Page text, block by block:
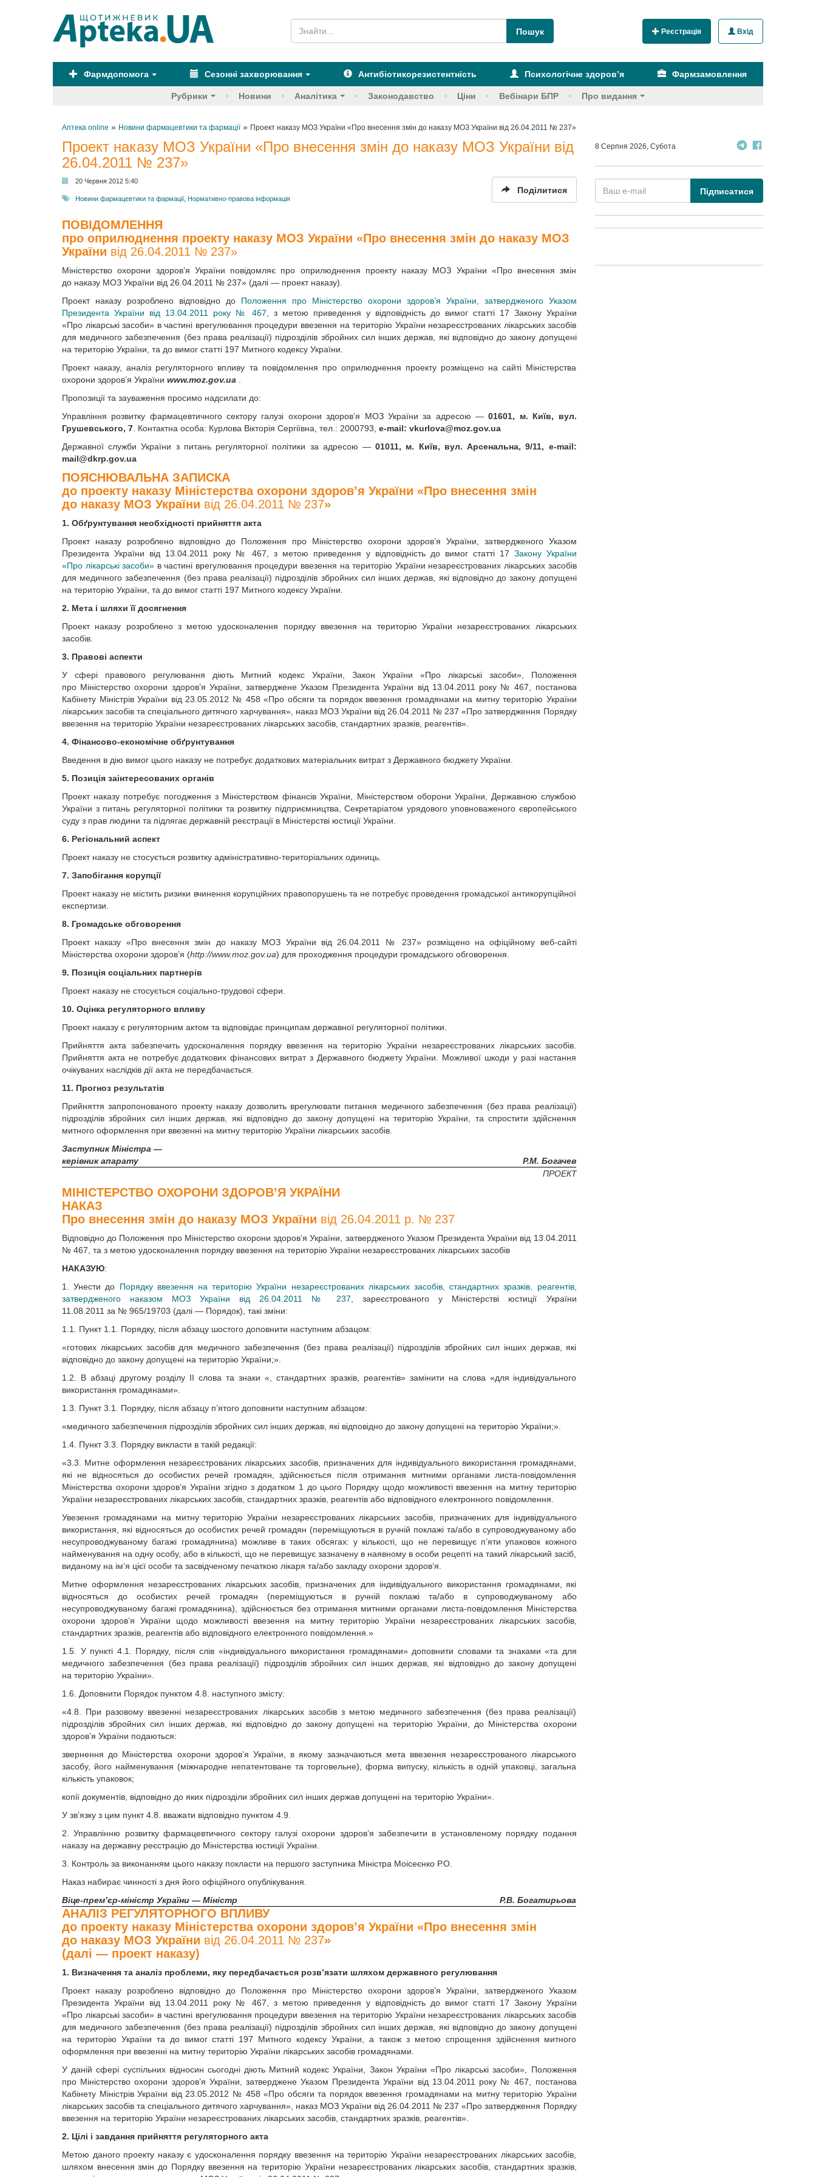
Реєстрація Вхід
Фармдопомога Сезонні захворювання Антибіотикорезистентність Психологічне здоров’я Фармзамовлення
Рубрики Новини Аналітика Законодавство Ціни Вебінари БПР Про видання
Аптека online » Новини фармацевтики та фармації» Проект наказу МОЗ України «Про внесення змін до наказу МОЗ України від 26.04.2011 № 237»
Проект наказу МОЗ України «Про внесення змін до наказу МОЗ України від
26.04.2011 № 237»
20 Червня 2012 5:40
Новини фармацевтики та фармації Нормативно-правова інформація
Поділитися
ПОВІДОМЛЕННЯ
про оприлюднення проекту наказу МОЗ України «Про внесення змін до наказу МОЗ
України від 26.04.2011 № 237»
Міністерство охорони здоров’я України повідомляє про оприлюднення проекту наказу МОЗ України «Про внесення змін
до наказу МОЗ України від 26.04.2011 № 237» (далі — проект наказу).
Проект наказу розроблено відповідно до Положення про Міністерство охорони здоров’я України, затвердженого Указом
Президента України від 13.04.2011 року № 467 , з метою приведення у відповідність до вимог статті 17 Закону України
«Про лікарські засоби» в частині врегулювання процедури ввезення на територію України незареєстрованих лікарських засобів
для медичного забезпечення (без права реалізації) підрозділів збройних сил інших держав, які відповідно до закону допущені
на територію України, та до вимог статті 197 Митного кодексу України.
Проект наказу, аналіз регуляторного впливу та повідомлення про оприлюднення проекту розміщено на сайті Міністерства
охорони здоров’я України www.moz.gov.ua
Пропозиції та зауваження просимо надсилати до:
Управління розвитку фармацевтичного сектору галузі охорони здоров’я МОЗ України за адресою —01601, м. Київ, вул.
Грушевського, 7 . Контактна особа: Курлова Вікторія Сергіївна, тел.: 2000793, e-mail: vkurlova@moz.gov.ua
Державної служби України з питань регуляторної політики за адресою —01011, м. Київ, вул. Арсенальна, 9/11, e-mail:
mail@dkrp.gov.ua
ПОЯСНЮВАЛЬНА ЗАПИСКА
до проекту наказу Міністерства охорони здоров’я України «Про внесення змін
до наказу МОЗ України від 26.04.2011 № 237»
1. Обґрунтування необхідності прийняття акта
Проект наказу розроблено відповідно до Положення про Міністерство охорони здоров’я України, затвердженого Указом
Президента України від 13.04.2011 року № 467, з метою приведення у відповідність до вимог статті 17 Закону України
«Про лікарські засоби» в частині врегулювання процедури ввезення на територію України незареєстрованих лікарських засобів
для медичного забезпечення (без права реалізації) підрозділів збройних сил інших держав, які відповідно до закону допущені
на територію України, та до вимог статті 197 Митного кодексу України.
2. Мета і шляхи її досягнення
Проект наказу розроблено з метою удосконалення порядку ввезення на територію України незареєстрованих лікарських
засобів.
3. Правові аспекти
У сфері правового регулювання діють Митний кодекс України, Закон України «Про лікарські засоби», Положення
про Міністерство охорони здоров’я України, затверджене Указом Президента України від 13.04.2011 року № 467, постанова
Кабінету Міністрів України від 23.05.2012 № 458 «Про обсяги та порядок ввезення громадянами на митну територію України
лікарських засобів та спеціального дитячого харчування», наказ МОЗ України від 26.04.2011 № 237 «Про затвердження Порядку
ввезення на територію України незареєстрованих лікарських засобів, стандартних зразків, реагентів».
4. Фінансово-економічне обґрунтування
Введення в дію вимог цього наказу не потребує додаткових матеріальних витрат з Державного бюджету України.
5. Позиція заінтересованих органів
Проект наказу потребує погодження з Міністерством фінансів України, Міністерством оборони України, Державною службою
України з питань регуляторної політики та розвитку підприємництва, Секретаріатом урядового уповноваженого європейського
суду з прав людини та підлягає державній реєстрації в Міністерстві юстиції України.
6. Регіональний аспект
Проект наказу не стосується розвитку адміністративно-територіальних одиниць.
7. Запобігання корупції
Проект наказу не містить ризики вчинення корупційних правопорушень та не потребує проведення громадської антикорупційної
експертизи.
8. Громадське обговорення
Проект наказу «Про внесення змін до наказу МОЗ України від 26.04.2011 № 237» розміщено на офіційному веб-сайті
Міністерства охорони здоров’я (http://www.moz.gov.ua) для проходження процедури громадського обговорення.
9. Позиція соціальних партнерів
Проект наказу не стосується соціально-трудової сфери.
10. Оцінка регуляторного впливу
Проект наказу є регуляторним актом та відповідає принципам державної регуляторної політики.
Прийняття акта забезпечить удосконалення порядку ввезення на територію України незареєстрованих лікарських засобів.
Прийняття акта не потребує додаткових фінансових витрат з Державного бюджету України. Можливої шкоди у разі настання
очікуваних наслідків дії акта не передбачається.
11. Прогноз результатів
Прийняття запропонованого проекту наказу дозволить врегулювати питання медичного забезпечення (без права реалізації)
підрозділів збройних сил інших держав, які відповідно до закону допущені на територію України, та спростити здійснення
митного оформлення при ввезенні на митну територію України лікарських засобів.
Заступник Міністра —
керівник апарату
Р.М. Богачев
ПРОЕКТ
МІНІСТЕРСТВО ОХОРОНИ ЗДОРОВ’Я УКРАЇНИ
НАКАЗ
Про внесення змін до наказу МОЗ України від 26.04.2011 р. № 237
Відповідно до Положення про Міністерство охорони здоров’я України, затвердженого Указом Президента України від 13.04.2011
№ 467, та з метою удосконалення порядку ввезення на територію України незареєстрованих лікарських засобів
НАКАЗУЮ:
1. Унести до Порядку ввезення на територію України незареєстрованих лікарських засобів, стандартних зразків, реагентів,
затвердженого наказом МОЗ України від 26.04.2011 № 237 , зареєстрованого у Міністерстві юстиції України
11.08.2011 за № 965/19703 (далі — Порядок), такі зміни:
1.1. Пункт 1.1. Порядку, після абзацу шостого доповнити наступним абзацом:
«готових лікарських засобів для медичного забезпечення (без права реалізації) підрозділів збройних сил інших держав, які
відповідно до закону допущені на територію України;».
1.2. В абзаці другому розділу ІІ слова та знаки «, стандартних зразків, реагентів» замінити на слова «для індивідуального
використання громадянами».
1.3. Пункт 3.1. Порядку, після абзацу п’ятого доповнити наступним абзацом:
«медичного забезпечення підрозділів збройних сил інших держав, які відповідно до закону допущені на територію України;».
1.4. Пункт 3.3. Порядку викласти в такій редакції:
«3.3. Митне оформлення незареєстрованих лікарських засобів, призначених для індивідуального використання громадянами,
які не відносяться до особистих речей громадян, здійснюється після отримання митними органами листа-повідомлення
Міністерства охорони здоров’я України згідно з додатком 1 до цього Порядку щодо можливості ввезення на митну територію
України незареєстрованих лікарських засобів, стандартних зразків, реагентів або відповідного електронного повідомлення.
Увезення громадянами на митну територію України незареєстрованих лікарських засобів, призначених для індивідуального
використання, які відносяться до особистих речей громадян (переміщуються в ручній поклажі та/або в супроводжуваному або
несупроводжуваному багажі громадянина) можливе в таких обсягах: у кількості, що не перевищує п’яти упаковок кожного
найменування на одну особу, або в кількості, що не перевищує зазначену в наявному в особи рецепті на такий лікарський засіб,
виданому на ім’я цієї особи та засвідченому печаткою лікаря та/або закладу охорони здоров’я.
Митне оформлення незареєстрованих лікарських засобів, призначених для індивідуального використання громадянами, які
відносяться до особистих речей громадян (переміщуються в ручній поклажі та/або в супроводжуваному або
несупроводжуваному багажі громадянина), здійснюється без отримання митними органами листа-повідомлення Міністерства
охорони здоров’я України щодо можливості ввезення на митну територію України незареєстрованих лікарських засобів,
стандартних зразків, реагентів або відповідного електронного повідомлення.»
1.5. У пункті 4.1. Порядку, після слів «індивідуального використання громадянами» доповнити словами та знаками «та для
медичного забезпечення (без права реалізації) підрозділів збройних сил інших держав, які відповідно до закону допущені
на територію України».
1.6. Доповнити Порядок пунктом 4.8. наступного змісту:
«4.8. При разовому ввезенні незареєстрованих лікарських засобів з метою медичного забезпечення (без права реалізації)
підрозділів збройних сил інших держав, які відповідно до закону допущені на територію України, до Міністерства охорони
здоров’я України подаються:
звернення до Міністерства охорони здоров’я України, в якому зазначаються мета ввезення незареєстрованого лікарського
засобу, його найменування (міжнародне непатентоване та торговельне), форма випуску, кількість в одній упаковці, загальна
кількість упаковок;
копії документів, відповідно до яких підрозділи збройних сил інших держав допущені на територію України».
У зв’язку з цим пункт 4.8. вважати відповідно пунктом 4.9.
2. Управлінню розвитку фармацевтичного сектору галузі охорони здоров’я забезпечити в установленому порядку подання
наказу на державну реєстрацію до Міністерства юстиції України.
3. Контроль за виконанням цього наказу покласти на першого заступника Міністра Моісеєнко Р.О.
Наказ набирає чинності з дня його офіційного опублікування.
Віце-прем’єр-міністр України — Міністр
Р.В. Богатирьова
АНАЛІЗ РЕГУЛЯТОРНОГО ВПЛИВУ
до проекту наказу Міністерства охорони здоров’я України «Про внесення змін
до наказу МОЗ України від 26.04.2011 № 237»
(далі — проект наказу)
1. Визначення та аналіз проблеми, яку передбачається розв’язати шляхом державного регулювання
Проект наказу розроблено відповідно до Положення про Міністерство охорони здоров’я України, затвердженого Указом
Президента України від 13.04.2011 року № 467, з метою приведення у відповідність до вимог статті 17 Закону України
«Про лікарські засоби» в частині врегулювання процедури ввезення на територію України незареєстрованих лікарських засобів
для медичного забезпечення (без права реалізації) підрозділів збройних сил інших держав, які відповідно до закону допущені
на територію України та до вимог статті 197 Митного кодексу України, а також з метою спрощення здійснення митного
оформлення при ввезенні на митну територію України лікарських засобів громадянами.
У даній сфері суспільних відносин сьогодні діють Митний кодекс України, Закон України «Про лікарські засоби», Положення
про Міністерство охорони здоров’я України, затверджене Указом Президента України від 13.04.2011 року № 467, постанова
Кабінету Міністрів України від 23.05.2012 № 458 «Про обсяги та порядок ввезення громадянами на митну територію України
лікарських засобів та спеціального дитячого харчування», наказ МОЗ України від 26.04.2011 № 237 «Про затвердження Порядку
ввезення на територію України незареєстрованих лікарських засобів, стандартних зразків, реагентів».
2. Цілі і завдання прийняття регуляторного акта
Метою даного проекту наказу є удосконалення порядку ввезення на територію України незареєстрованих лікарських засобів,
шляхом внесення змін до Порядку ввезення на територію України незареєстрованих лікарських засобів, стандартних зразків,
8 Серпня 2026, Субота
Підписатися